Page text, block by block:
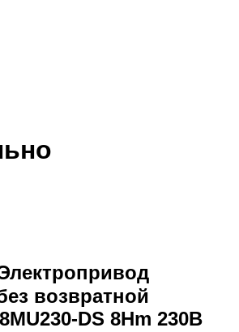
возвратной
DS 8Hm 230B